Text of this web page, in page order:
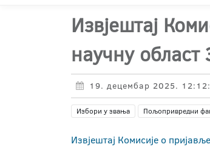
Извјештај
научну
19. децембар 2025.
Избори у звања Пољопривредни
Извјештај Комисије о